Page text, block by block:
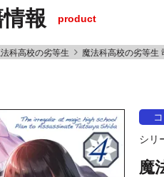
報 product
科高校の劣等生 魔法科高校の劣等
シリ
魔